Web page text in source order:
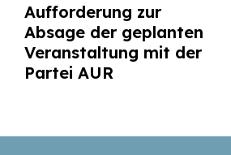
Aufforderung zur
Absage der geplanten
Veranstaltung mit der
Partei AUR